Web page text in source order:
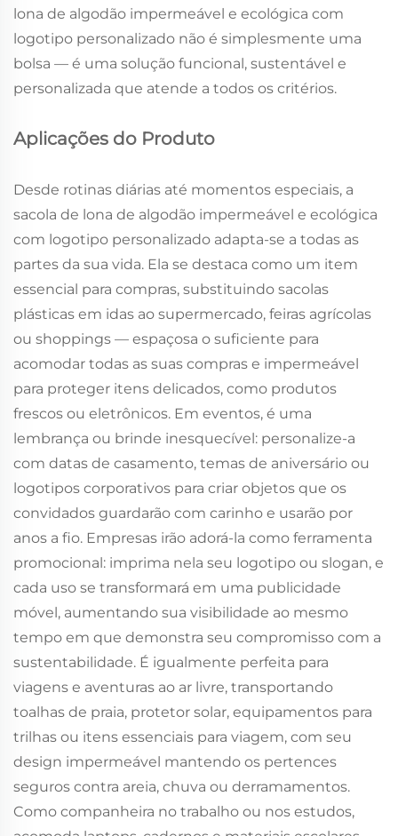
lona de algodão impermeável e ecológica com
logotipo personalizado não é simplesmente uma
bolsa — é uma solução funcional, sustentável e
personalizada que atende a todos os critérios.
Aplicações do Produto
Desde rotinas diárias até momentos especiais, a
sacola de lona de algodão impermeável e ecológica
com logotipo personalizado adapta-se a todas as
partes da sua vida. Ela se destaca como um item
essencial para compras, substituindo sacolas
plásticas em idas ao supermercado, feiras agrícolas
ou shoppings — espaçosa o suficiente para
acomodar todas as suas compras e impermeável
para proteger itens delicados, como produtos
frescos ou eletrônicos. Em eventos, é uma
lembrança ou brinde inesquecível: personalize-a
com datas de casamento, temas de aniversário ou
logotipos corporativos para criar objetos que os
convidados guardarão com carinho e usarão por
anos a fio. Empresas irão adorá-la como ferramenta
promocional: imprima nela seu logotipo ou slogan, e
cada uso se transformará em uma publicidade
móvel, aumentando sua visibilidade ao mesmo
tempo em que demonstra seu compromisso com a
sustentabilidade. É igualmente perfeita para
viagens e aventuras ao ar livre, transportando
toalhas de praia, protetor solar, equipamentos para
trilhas ou itens essenciais para viagem, com seu
design impermeável mantendo os pertences
seguros contra areia, chuva ou derramamentos.
Como companheira no trabalho ou nos estudos,